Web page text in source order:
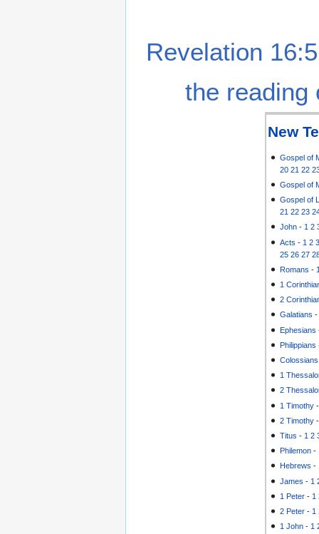
Revelation
the reading
New
Gospel of
20 21 22
Gospel of
Gospel of
21 22 23
John - 1 2
Acts - 1 2
25 26 27
Romans -
1
2
Galatians
Ephesians
Philippians
Colossians
1
2
1 Timothy
2 Timothy
Titus - 1 2
Philemon -
Hebrews -
James - 1
1 Peter - 1
2 Peter - 1
1 John - 1